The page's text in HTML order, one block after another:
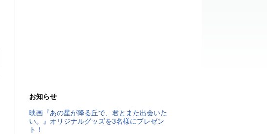
お知らせ
映画『あの星が降る丘で、君とまた出会いた
い。』オリジナルグッズを3名様にプレゼン
ト！